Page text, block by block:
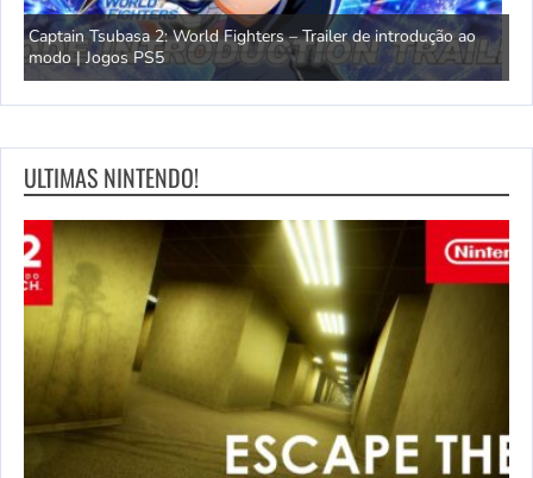
Mavrix por Matt Jones – Trailer de lançamento completo | Jogos
PS5
ULTIMAS NINTENDO!